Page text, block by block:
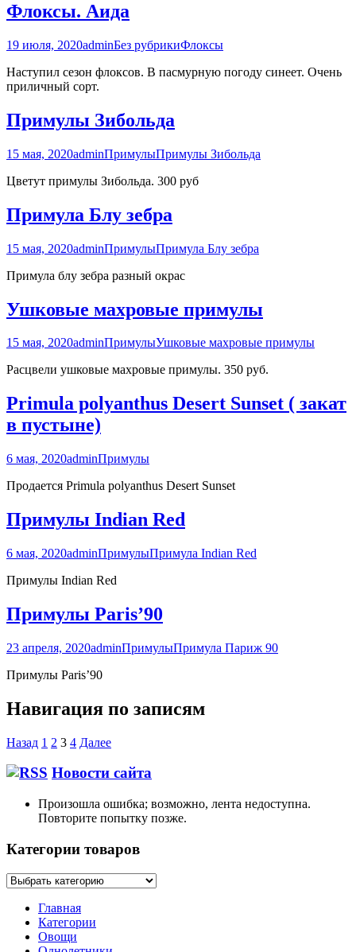
Флоксы. Аида
19 июля, 2020adminБез рубрикиФлоксы
Наступил сезон флоксов. В пасмурную погоду синеет. Очень
приличный сорт.
Примулы Зибольда
15 мая, 2020adminПримулыПримулы Зибольда
Цветут примулы Зибольда. 300 руб
Примула Блу зебра
15 мая, 2020adminПримулыПримула Блу зебра
Примула блу зебра разный окрас
Ушковые махровые примулы
15 мая, 2020adminПримулыУшковые махровые примулы
Расцвели ушковые махровые примулы. 350 руб.
Primula polyanthus Desert Sunset ( закат
в пустыне)
6 мая, 2020adminПримулы
Продается Primula polyanthus Desert Sunset
Примулы Indian Red
6 мая, 2020adminПримулыПримула Indian Red
Примулы Indian Red
Примулы Paris’90
23 апреля, 2020adminПримулыПримула Париж 90
Примулы Paris’90
Навигация по записям
Назад 1 2 3 4 Далее
Новости сайта
Произошла ошибка; возможно, лента недоступна.
Повторите попытку позже.
Категории товаров
Главная
Категории
Овощи